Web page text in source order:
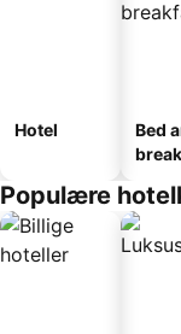
Hotel
Bed
Populære